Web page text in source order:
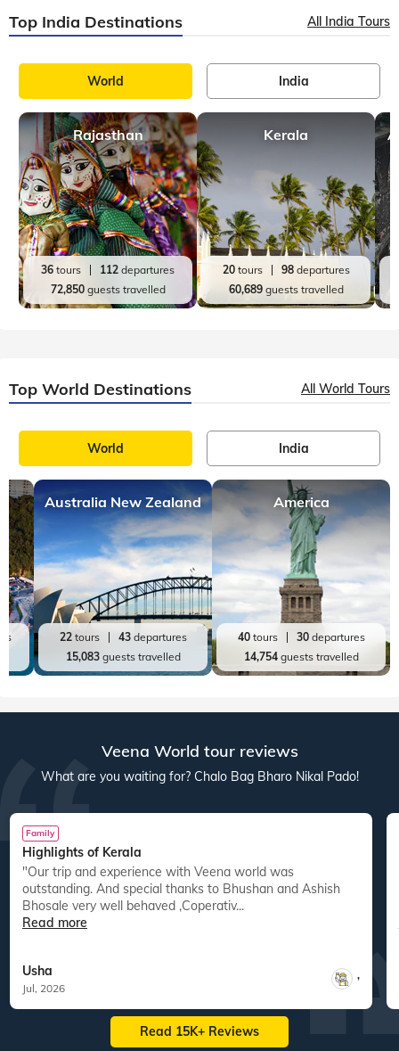
Top India Destinations All India Tours
World India
Rajasthan
36 tours 112 departures
72,850guests travelled
Kerala
20tours 98departures
60,689guests travelled
Top World Destinations All World Tours
World India
Australia New Zealand
22tours 43departures
15,083guests travelled
America
40tours 30departures
14,754guests travelled
Veena World tour reviews
What are you waiting for? Chalo Bag Bharo Nikal Pado!
Family
Highlights of Kerala
"Our trip and experience with Veena world was
outstanding. And special thanks to Bhushan and Ashish
Bhosale very well behaved ,Coperativ...
Read more
Usha
Jul, 2026
,
Read 15K+ Reviews